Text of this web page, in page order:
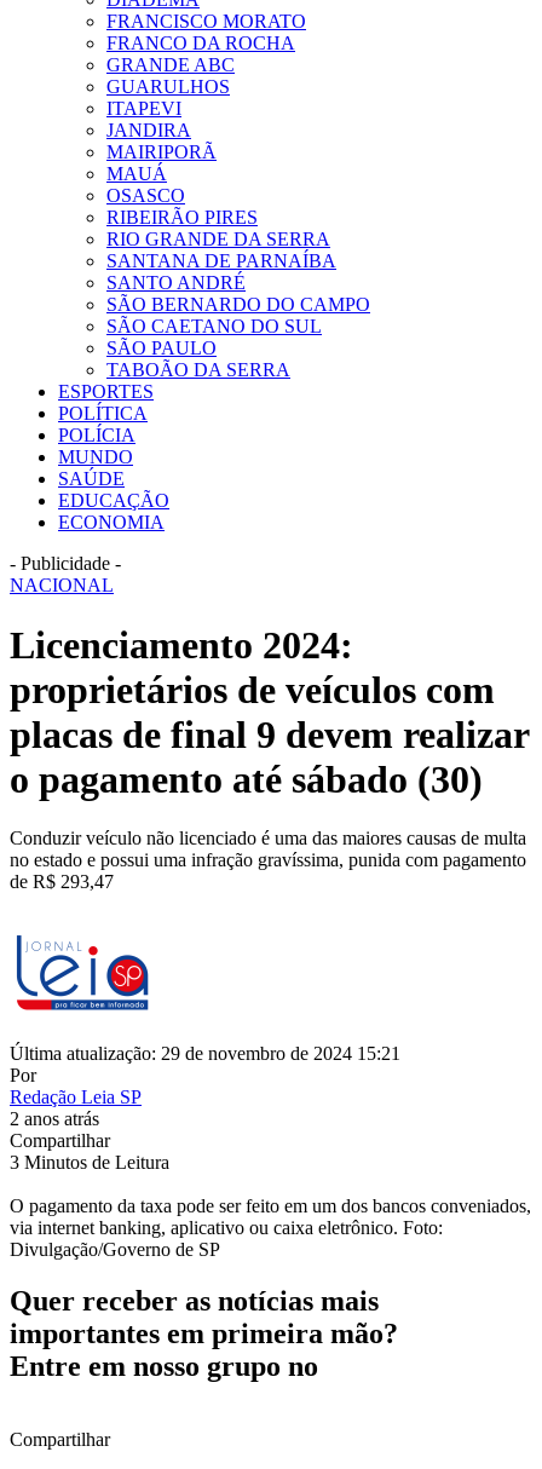
FRANCISCO MORATO
FRANCO DA ROCHA
GRANDE ABC
GUARULHOS
ITAPEVI
JANDIRA
MAIRIPORÃ
MAUÁ
OSASCO
RIBEIRÃO PIRES
RIO GRANDE DA SERRA
SANTANA DE PARNAÍBA
SANTO ANDRÉ
SÃO BERNARDO DO CAMPO
SÃO CAETANO DO SUL
SÃO PAULO
TABOÃO DA SERRA
ESPORTES
POLÍTICA
POLÍCIA
MUNDO
SAÚDE
EDUCAÇÃO
ECONOMIA
- Publicidade -
NACIONAL
Licenciamento 2024:
proprietários de veículos com
placas de final 9 devem realizar
o pagamento até sábado (30)
Conduzir veículo não licenciado é uma das maiores causas de multa
no estado e possui uma infração gravíssima, punida com pagamento
de R$ 293,47
Última atualização: 29 de novembro de 2024 15:21
Por
Redação Leia SP
2 anos atrás
Compartilhar
3 Minutos de Leitura
O pagamento da taxa pode ser feito em um dos bancos conveniados,
via internet banking, aplicativo ou caixa eletrônico. Foto:
Divulgação/Governo de SP
Quer receber as notícias mais
importantes em primeira mão?
Entre em nosso grupo no
Compartilhar